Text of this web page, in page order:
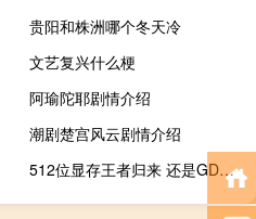
贵阳和株洲哪个冬天冷
文艺复兴什么梗
阿瑜陀耶剧情介绍
潮剧楚宫风云剧情介绍
512位显存王者归来 还是GDDR7！RTX 50史无前例飞跃